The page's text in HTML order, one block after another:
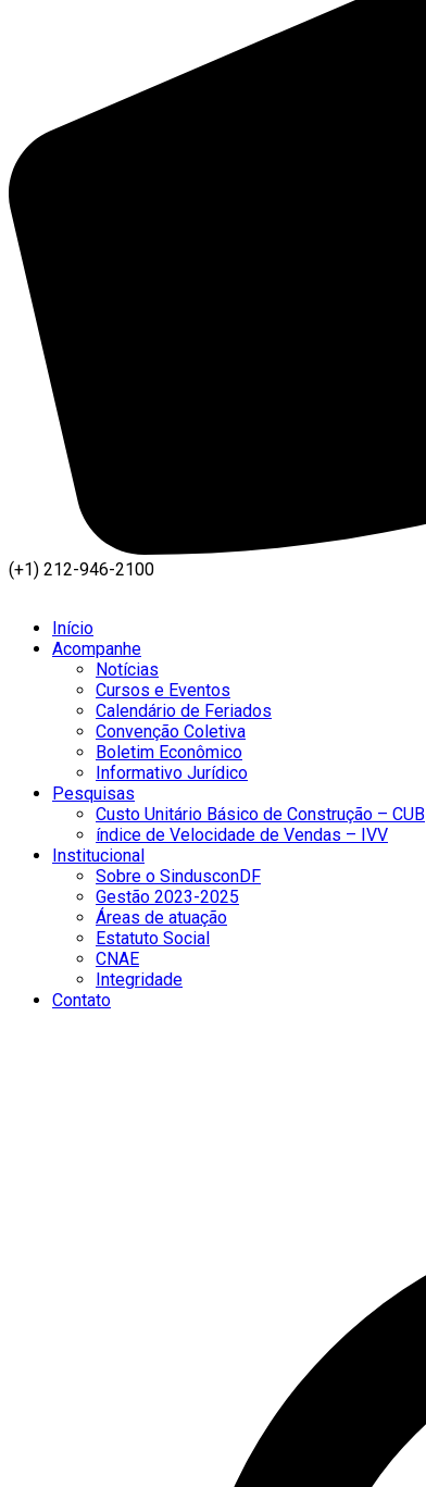
(+1) 212-946-2100
Início
Acompanhe
Notícias
Cursos e Eventos
Calendário de Feriados
Convenção Coletiva
Boletim Econômico
Informativo Jurídico
Pesquisas
Custo Unitário Básico de Construção – CUB
índice de Velocidade de Vendas – IVV
Institucional
Sobre o SindusconDF
Gestão 2023-2025
Áreas de atuação
Estatuto Social
CNAE
Integridade
Contato